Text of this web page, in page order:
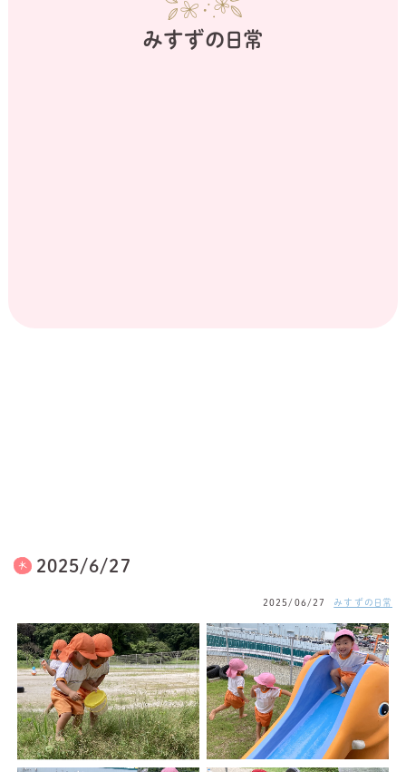
みすずの日常
2025/6/27
2025/06/27 みすずの日常